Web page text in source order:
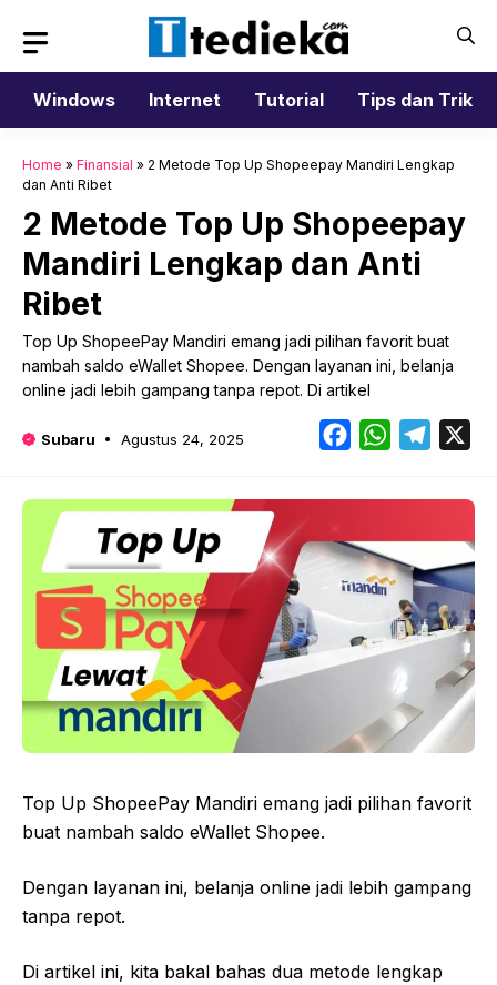
isi
Windows
Internet Tutorial Tips dan Trik
Home » Finansial » 2 Metode Top Up Shopeepay Mandiri Lengkap
dan Anti Ribet
2 Metode Top Up Shopeepay
Mandiri Lengkap dan Anti
Ribet
Top Up ShopeePay Mandiri emang jadi pilihan favorit buat
nambah saldo eWallet Shopee. Dengan layanan ini, belanja
online jadi lebih gampang tanpa repot. Di artikel
Subaru Agustus 24, 2025 FacebookWhatsApp
Top Up ShopeePay Mandiri emang jadi pilihan favorit
buat nambah saldo eWallet Shopee.
Dengan layanan ini, belanja online jadi lebih gampang
tanpa repot.
Di artikel ini, kita bakal bahas dua metode lengkap